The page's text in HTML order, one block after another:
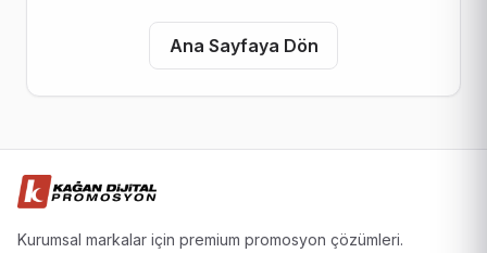
Ana Sayfaya Dön
Kurumsal markalar için premium promosyon çözümleri.